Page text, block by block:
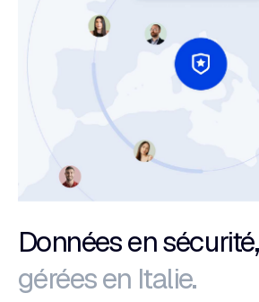
Données en sécurité,
gérées en Italie.